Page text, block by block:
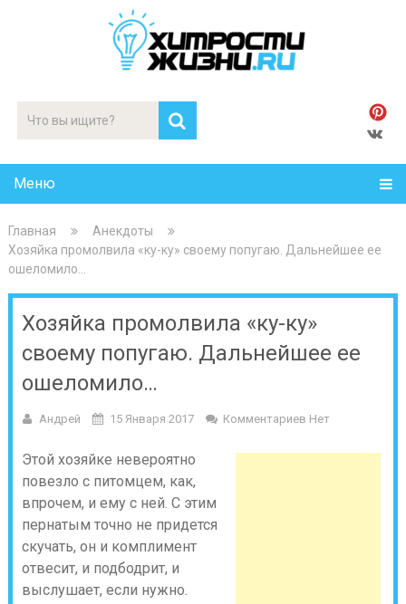
Меню
Главная
Анекдоты
Хозяйка промолвила «ку-ку» своему попугаю. Дальнейшее ее
ошеломило…
Хозяйка промолвила «ку-ку»
своему попугаю. Дальнейшее ее
ошеломило…
Андрей 15 Января 2017 Комментариев Нет
Этой хозяйке невероятно
повезло с питомцем, как,
впрочем, и ему с ней. С этим
пернатым точно не придется
скучать, он и комплимент
отвесит, и подбодрит, и
выслушает, если нужно.